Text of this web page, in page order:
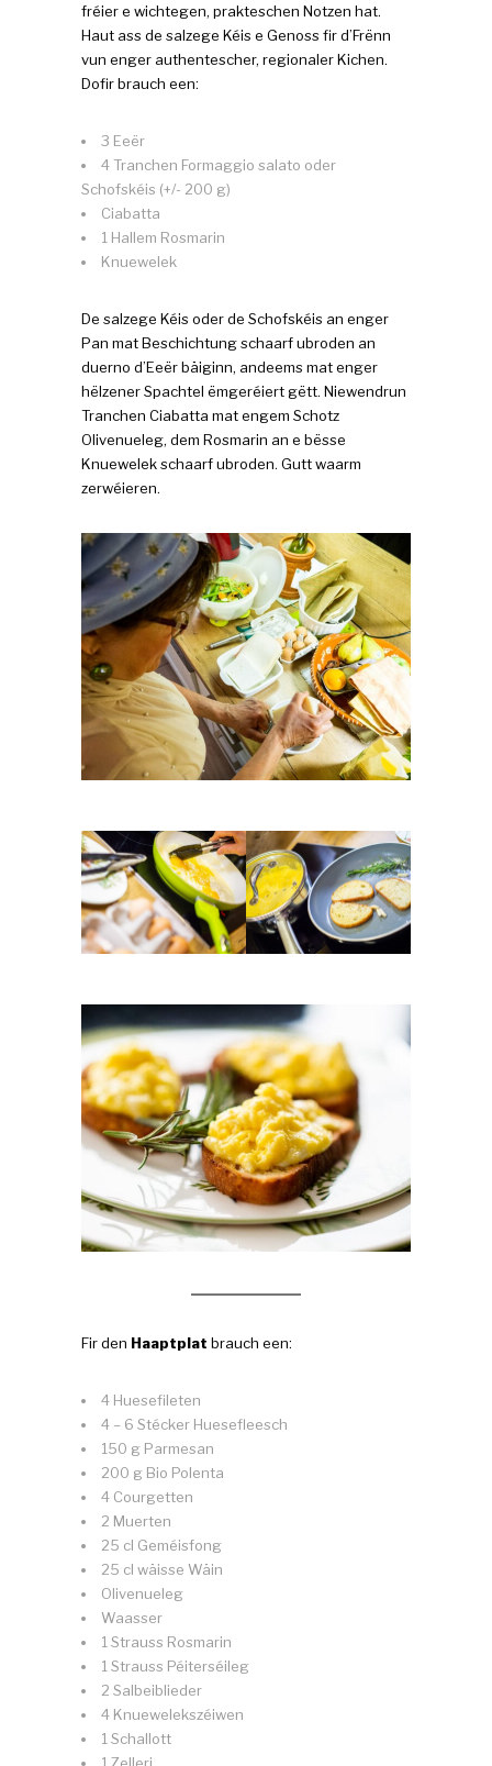
fréier e wichtegen, prakteschen Notzen hat.
Haut ass de salzege Kéis e Genoss fir d’Frënn
vun enger authentescher, regionaler Kichen.
Dofir brauch een:
3 Eeër
4 Tranchen Formaggio salato oder
Schofskéis (+/- 200 g)
Ciabatta
1 Hallem Rosmarin
Knuewelek
De salzege Kéis oder de Schofskéis an enger
Pan mat Beschichtung schaarf ubroden an
duerno d’Eeër bäiginn, andeems mat enger
hëlzener Spachtel ëmgeréiert gëtt. Niewendrun
Tranchen Ciabatta mat engem Schotz
Olivenueleg, dem Rosmarin an e bësse
Knuewelek schaarf ubroden. Gutt waarm
zerwéieren.
Fir den Haaptplat brauch een:
4 Huesefileten
4 – 6 Stécker Huesefleesch
150 g Parmesan
200 g Bio Polenta
4 Courgetten
2 Muerten
25 cl Geméisfong
25 cl wäisse Wäin
Olivenueleg
Waasser
1 Strauss Rosmarin
1 Strauss Péiterséileg
2 Salbeiblieder
4 Knuewelekszéiwen
1 Schallott